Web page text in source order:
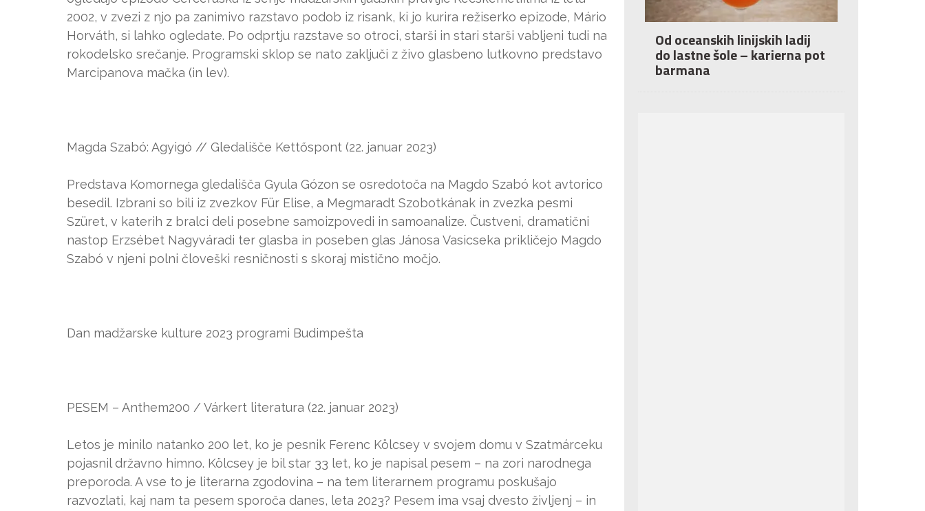
2002, v zvezi z njo pa zanimivo razstavo podob iz risank, ki jo kurira režiserko epizode, Mário
Horváth, si lahko ogledate. Po odprtju razstave so otroci, starši in stari starši vabljeni tudi na
rokodelsko srečanje. Programski sklop se nato zaključi z živo glasbeno lutkovno predstavo
Marcipanova mačka (in lev).
Magda Szabó: Agyigó // Gledališče Kettőspont (22. januar 2023)
Predstava Komornega gledališča Gyula Gózon se osredotoča na Magdo Szabó kot avtorico
besedil. Izbrani so bili iz zvezkov Für Elise, a Megmaradt Szobotkának in zvezka pesmi
Szüret, v katerih z bralci deli posebne samoizpovedi in samoanalize. Čustveni, dramatični
nastop Erzsébet Nagyváradi ter glasba in poseben glas Jánosa Vasicseka prikličejo Magdo
Szabó v njeni polni človeški resničnosti s skoraj mistično močjo.
Dan madžarske kulture 2023 programi Budimpešta
PESEM – Anthem200 / Várkert literatura (22. januar 2023)
Letos je minilo natanko 200 let, ko je pesnik Ferenc Kölcsey v svojem domu v Szatmárceku
pojasnil državno himno. Kölcsey je bil star 33 let, ko je napisal pesem – na zori narodnega
preporoda. A vse to je literarna zgodovina – na tem literarnem programu poskušajo
razvozlati, kaj nam ta pesem sporoča danes, leta 2023? Pesem ima vsaj dvesto življenj – in
Od oceanskih linijskih ladij
do lastne šole – karierna pot
barmana